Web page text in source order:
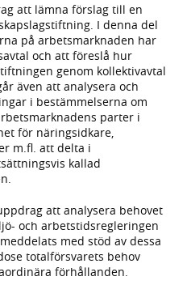
att lämna förslag till en
I denna del
på arbetsmarknaden har
och att föreslå hur
genom kollektivavtal
även att analysera och
i bestämmelserna om
parter i
för näringsidkare,
m.fl. att delta i
kallad
att analysera behovet
och arbetstidsregleringen
med stöd av dessa
totalförsvarets behov
förhållanden.